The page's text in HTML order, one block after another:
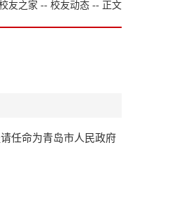
友之家 -- 校友动态 -- 正文
任命为青岛市人民政府